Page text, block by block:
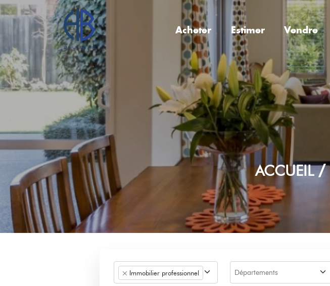
Acheter Estimer Vendre
ACCUEIL
Immobilier professionnel